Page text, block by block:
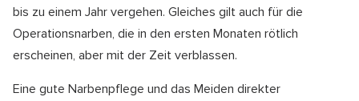
bis zu einem Jahr vergehen. Gleiches gilt auch für die
Operationsnarben, die in den ersten Monaten rötlich
erscheinen, aber mit der Zeit verblassen.
Eine gute Narbenpflege und das Meiden direkter